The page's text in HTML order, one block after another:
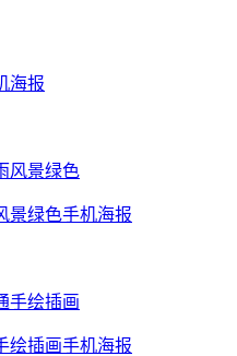
海报
景绿色手机海报
绘插画手机海报